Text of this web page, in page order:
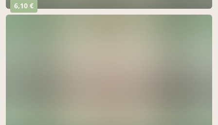
6,10 €